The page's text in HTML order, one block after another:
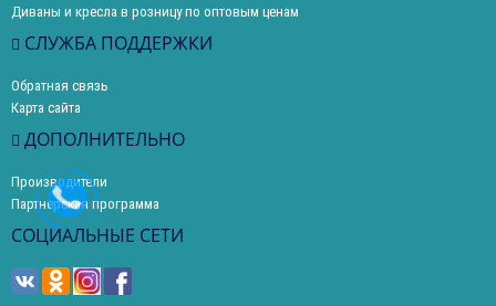
Диваны и кресла в розницу по оптовым ценам
СЛУЖБА ПОДДЕРЖКИ
Обратная связь
Карта сайта
ДОПОЛНИТЕЛЬНО
Производители
Партнерская программа
СОЦИАЛЬНЫЕ СЕТИ